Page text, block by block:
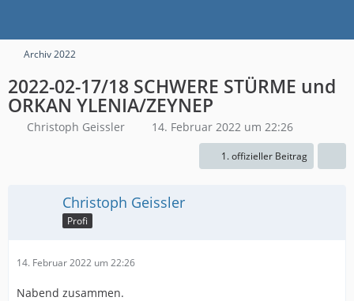
Archiv 2022
2022-02-17/18 SCHWERE STÜRME und
ORKAN YLENIA/ZEYNEP
Christoph Geissler 14. Februar 2022 um 22:26
1. offizieller Beitrag
Christoph Geissler
Profi
14. Februar 2022 um 22:26
Nabend zusammen.